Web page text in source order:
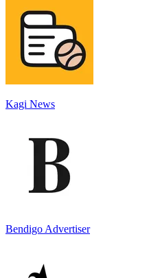
Kagi News
Bendigo Advertiser